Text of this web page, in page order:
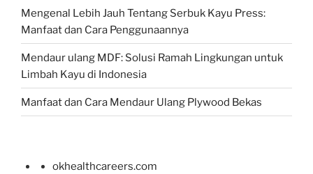
Mengenal Lebih Jauh Tentang Serbuk Kayu Press:
Manfaat dan Cara Penggunaannya
Mendaur ulang MDF: Solusi Ramah Lingkungan untuk
Limbah Kayu di Indonesia
Manfaat dan Cara Mendaur Ulang Plywood Bekas
okhealthcareers.com